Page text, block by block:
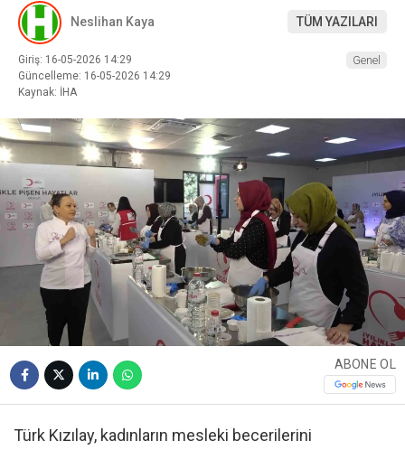
Neslihan Kaya TÜM YAZILARI
Giriş: 16-05-2026 14:29
Güncelleme: 16-05-2026 14:29
Kaynak: İHA
Genel
ABONE OL
Türk Kızılay, kadınların mesleki becerilerini